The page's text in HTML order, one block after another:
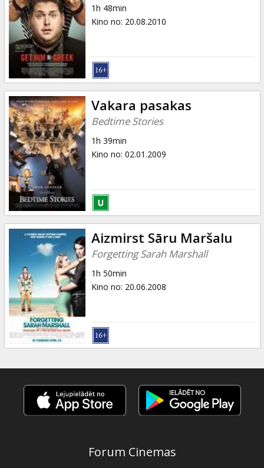
1h 48min
Kino no: 20.08.2010
Vakara pasakas
Bedtime Stories
1h 39min
Kino no: 02.01.2009
Aizmirst Sāru Maršalu
Forgetting Sarah Marshall
1h 50min
Kino no: 20.06.2008
Forum Cinemas